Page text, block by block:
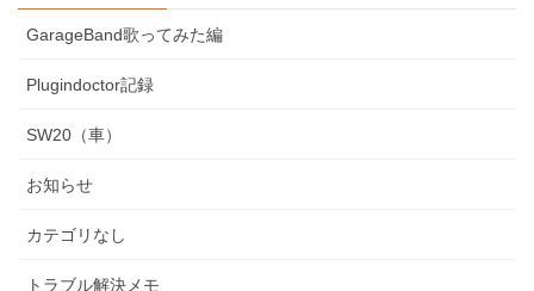
GarageBand歌ってみた編
Plugindoctor記録
SW20（車）
お知らせ
カテゴリなし
トラブル解決メモ